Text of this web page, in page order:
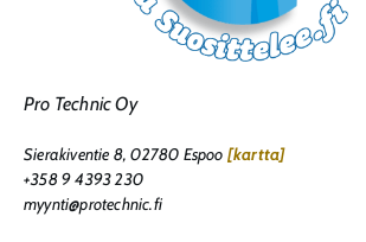
Pro Technic Oy
Sierakiventie 8, 02780 Espoo [kartta]
+358 9 4393 230
myynti@protechnic.fi